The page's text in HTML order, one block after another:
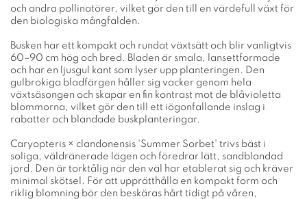
och andra pollinatörer, vilket gör den till en värdefull växt för
den biologiska mångfalden.
Busken har ett kompakt och rundat växtsätt och blir vanligtvis
60–90 cm hög och bred. Bladen är smala, lansettformade
och har en ljusgul kant som lyser upp planteringen. Den
gulbrokiga bladfärgen håller sig vacker genom hela
växtsäsongen och skapar en fin kontrast mot de blåvioletta
blommorna, vilket gör den till ett iögonfallande inslag i
rabatter och blandade buskplanteringar.
Caryopteris × clandonensis 'Summer Sorbet' trivs bäst i
soliga, väldränerade lägen och föredrar lätt, sandblandad
jord. Den är torktålig när den väl har etablerat sig och kräver
minimal skötsel. För att upprätthålla en kompakt form och
riklig blomning bör den beskäras hårt tidigt på våren,